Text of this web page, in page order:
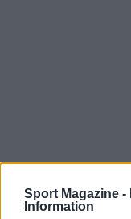
Sport Magazine -
Information